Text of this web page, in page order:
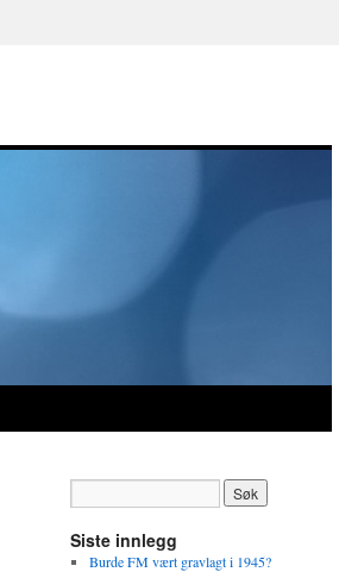
Siste innlegg
Burde FM vært gravlagt i 1945?